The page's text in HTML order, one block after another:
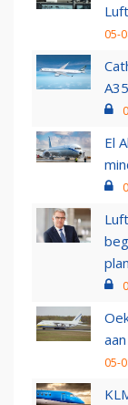
05-
El
05-